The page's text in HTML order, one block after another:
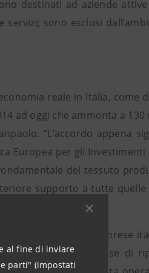
al fine di inviare
parti" (impostati
destinati ad aziende
sono esclusi
reale in Italia, come
ad oggi che ammonta a 130
“L’accordo appena
Europea per gli Investimenti
del tessuto
supporto a tutte
ha garantito alle imprese
nella attuale fase di